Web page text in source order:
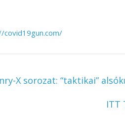
covid19gun.com/
X sorozat: “taktikai”
ITT